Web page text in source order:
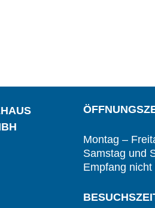
Montag –
Samstag und
Empfang nicht